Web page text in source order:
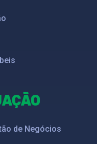
de Negócios